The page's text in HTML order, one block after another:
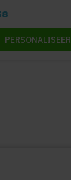
PERSONALISEER